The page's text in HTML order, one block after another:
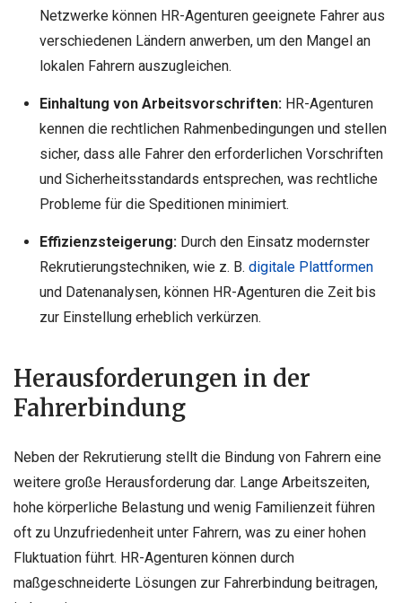
Netzwerke können HR-Agenturen geeignete Fahrer aus
verschiedenen Ländern anwerben, um den Mangel an
lokalen Fahrern auszugleichen.
Einhaltung von Arbeitsvorschriften:HR-Agenturen
kennen die rechtlichen Rahmenbedingungen und stellen
sicher, dass alle Fahrer den erforderlichen Vorschriften
und Sicherheitsstandards entsprechen, was rechtliche
Probleme für die Speditionen minimiert.
Effizienzsteigerung:Durch den Einsatz modernster
Rekrutierungstechniken, wie z. B. digitale Plattformen
und Datenanalysen, können HR-Agenturen die Zeit bis
zur Einstellung erheblich verkürzen.
Herausforderungen in der
Fahrerbindung
Neben der Rekrutierung stellt die Bindung von Fahrern eine
weitere große Herausforderung dar. Lange Arbeitszeiten,
hohe körperliche Belastung und wenig Familienzeit führen
oft zu Unzufriedenheit unter Fahrern, was zu einer hohen
Fluktuation führt. HR-Agenturen können durch
maßgeschneiderte Lösungen zur Fahrerbindung beitragen,